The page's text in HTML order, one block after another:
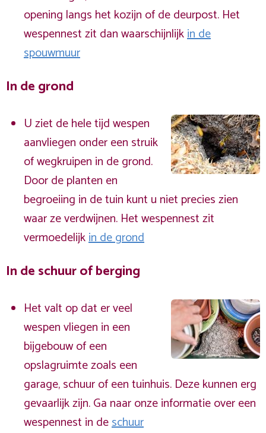
opening langs het kozijn of de deurpost. Het
wespennest zit dan waarschijnlijkin de
spouwmuur
In de grond
U ziet de hele tijd wespen
aanvliegen onder een struik
of wegkruipen in de grond.
Door de planten en
begroeiing in de tuin kunt u niet precies zien
waar ze verdwijnen. Het wespennest zit
vermoedelijkin de grond
In de schuur of berging
Het valt op dat er veel
wespen vliegen in een
bijgebouw of een
opslagruimte zoals een
garage, schuur of een tuinhuis. Deze kunnen erg
gevaarlijk zijn. Ga naar onze informatie over een
wespennest in deschuur